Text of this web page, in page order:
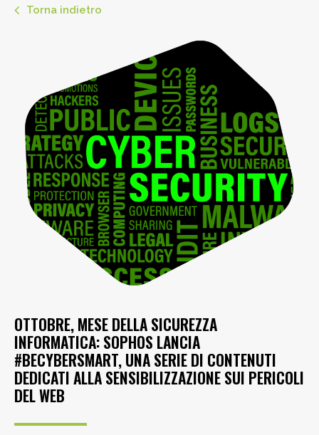
Torna indietro
OTTOBRE, MESE DELLA SICUREZZA
INFORMATICA: SOPHOS LANCIA
#BECYBERSMART, UNA SERIE DI CONTENUTI
DEDICATI ALLA SENSIBILIZZAZIONE SUI PERICOLI
DEL WEB